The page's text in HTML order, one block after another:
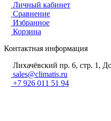
Личный кабинет
Сравнение
Избранное
Корзина
Контактная информация
Лихачёвский пр. 6, стр. 1,
sales@climatis.ru
+7 926 011 51 94